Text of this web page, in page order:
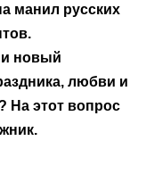
манил русских
новый
любви и
На этот вопрос